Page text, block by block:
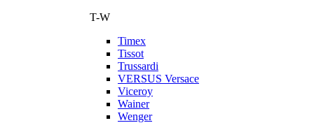
T-W
Timex
Tissot
Trussardi
VERSUS Versace
Viceroy
Wainer
Wenger